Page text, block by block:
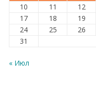
10 11 12
17
18 19
24
25 26
31
« Июл